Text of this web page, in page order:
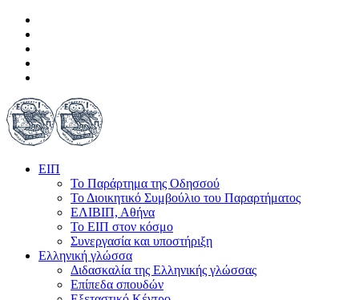
ΕΙΠ
Το Παράρτημα της Οδησσού
Το Διοικητικό Συμβούλιο του Παραρτήματος
ΕΛΙΒΙΠ, Αθήνα
Το ΕΙΠ στον κόσμο
Συνεργασία και υποστήριξη
Ελληνική γλώσσα
Διδασκαλία της Ελληνικής γλώσσας
Επίπεδα σπουδών